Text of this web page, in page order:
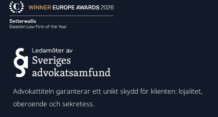
Advokattiteln garanterar ett unikt skydd för klienten: lojalitet,
oberoende och sekretess.